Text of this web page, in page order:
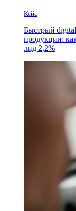
Кейс
Быстрый
продукции:
лид 2,2%